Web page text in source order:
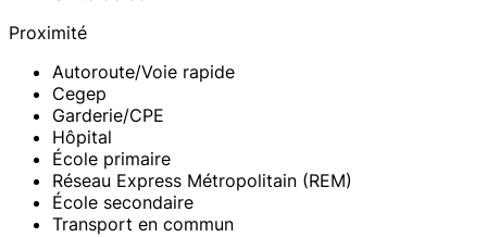
Proximité
Autoroute/Voie rapide
Cegep
Garderie/CPE
Hôpital
École primaire
Réseau Express Métropolitain (REM)
École secondaire
Transport en commun